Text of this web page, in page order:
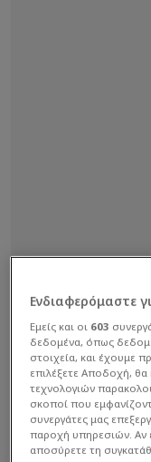
Ενδιαφερόμαστε
Εμείς και οι 603
δεδομένα, όπως
στοιχεία, και έχουμε
επιλέξετε Αποδοχή,
τεχνολογιών
σκοποί που
συνεργάτες μας
παροχή υπηρεσιών. Αν
αποσύρετε τη